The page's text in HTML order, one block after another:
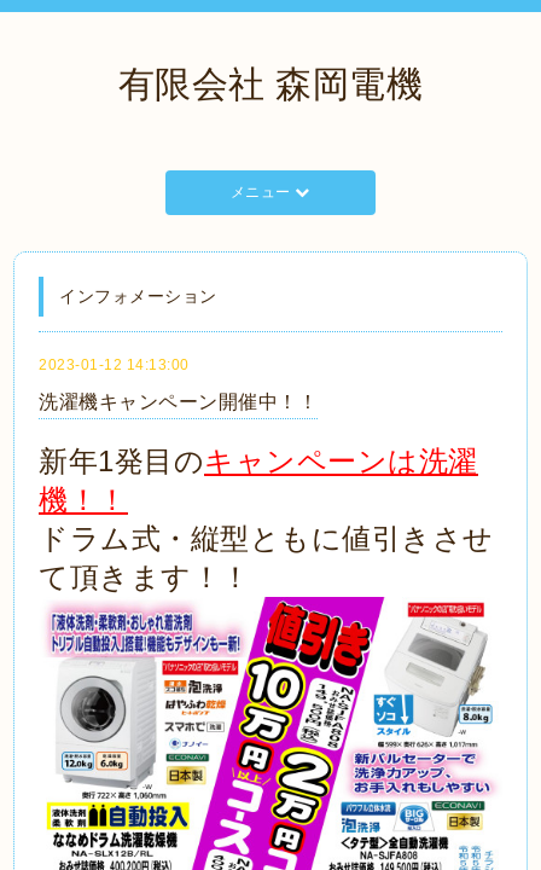
有限会社 森岡電機
メニュー
インフォメーション
2023-01-12 14:13:00
洗濯機キャンペーン開催中！！
新年1発目のキャンペーンは洗濯
機！！
ドラム式・縦型ともに値引きさせ
て頂きます！！